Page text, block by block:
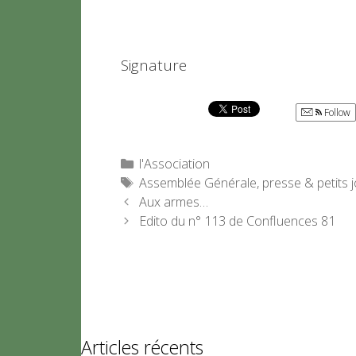
Signature
Follow
Catégories
l'Association
Étiquettes
Assemblée Générale, presse & petits
Aux armes…
Edito du n° 113 de Confluences 81
Articles récents